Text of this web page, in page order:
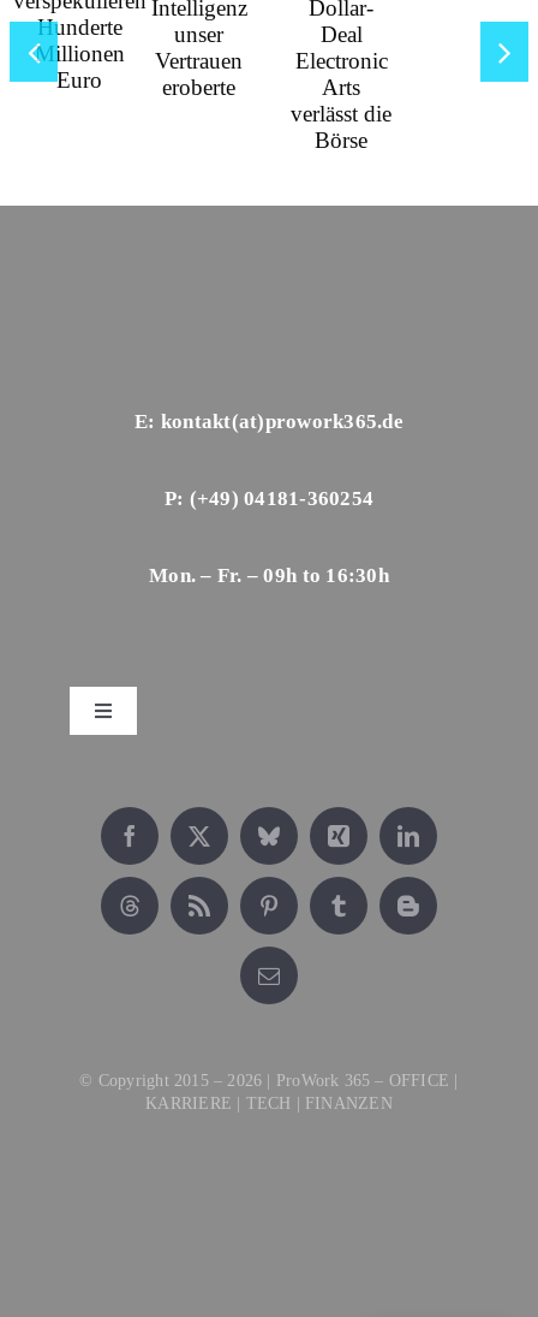
E: kontakt(at)prowork365.de
P: (+49) 04181-360254
Mon. – Fr. – 09h to 16:30h
Toggle
Navigation
Datenschutz
© Copyright 2015 – 2026 | ProWork 365 – OFFICE |
KARRIERE | TECH | FINANZEN